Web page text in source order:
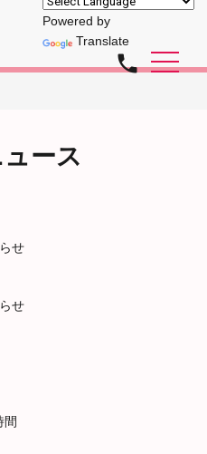
Powered by
Translate
phone
ース
せ
せ
間